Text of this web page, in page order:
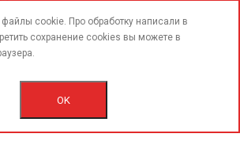
call
файлы cookie. Про обработку написали в
сохранение cookies вы можете в
OK